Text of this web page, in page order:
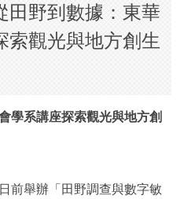
田野到數據：東華
索觀光與地方創生
學系講座探索觀光與地方創
前舉辦「田野調查與數字敏